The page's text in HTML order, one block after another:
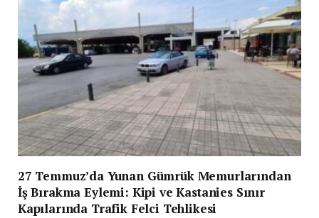
27 Temmuz’da Yunan Gümrük Memurlarından
İş Bırakma Eylemi: Kipi ve Kastanies Sınır
Kapılarında Trafik Felci Tehlikesi